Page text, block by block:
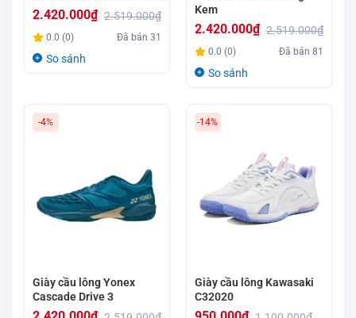
2.519.000₫
Giá
gốc
2.420.000₫
Giá
hiện
2.420.000₫.
0.0 (0) Đã bán31
So sánh
Kem
2.519.000₫
Giá
gốc
2.420.000₫
Giá
hiện
2.420.000₫.
0.0 (0) Đã bán81
So sánh
-4%
Giày cầu lông Yonex
Cascade Drive 3
-14%
Giày cầu lông Kawasaki
C32020